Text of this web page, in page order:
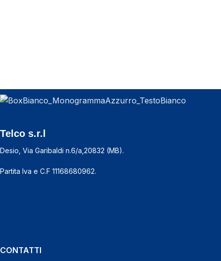
Telco s.r.l
Desio, Via Garibaldi n.6/a,20832 (MB).
Partita Iva e C.F 11168680962.
CONTATTI